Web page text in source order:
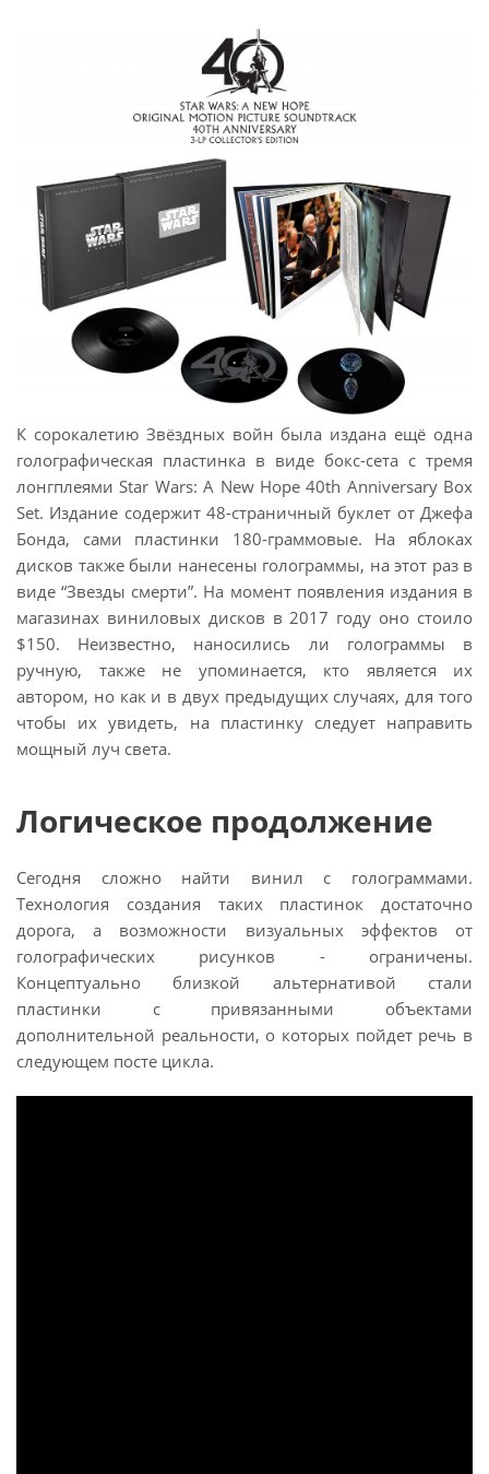
К сорокалетию Звёздных войн была издана ещё одна
голографическая пластинка в виде бокс-сета с тремя
лонгплеями Star Wars: A New Hope 40th Anniversary Box
Set. Издание содержит 48-страничный буклет от Джефа
Бонда, сами пластинки 180-граммовые. На яблоках
дисков также были нанесены голограммы, на этот раз в
виде “Звезды смерти”. На момент появления издания в
магазинах виниловых дисков в 2017 году оно стоило
$150. Неизвестно, наносились ли голограммы в
ручную, также не упоминается, кто является их
автором, но как и в двух предыдущих случаях, для того
чтобы их увидеть, на пластинку следует направить
мощный луч света.
Логическое продолжение
Сегодня сложно найти винил с голограммами.
Технология создания таких пластинок достаточно
дорога, а возможности визуальных эффектов от
голографических рисунков - ограничены.
Концептуально близкой альтернативой стали
пластинки с привязанными объектами
дополнительной реальности, о которых пойдет речь в
следующем посте цикла.